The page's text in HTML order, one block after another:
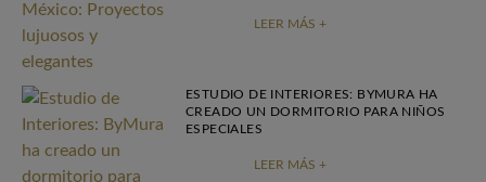
LEER MÁS +
ESTUDIO DE INTERIORES: BYMURA HA
CREADO UN DORMITORIO PARA NIÑOS
ESPECIALES
LEER MÁS +